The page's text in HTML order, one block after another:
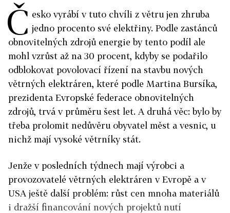
Č esko vyrábí v tuto chvíli z větru jen zhruba
jedno procento své elektřiny. Podle zastánců
obnovitelných zdrojů energie by tento podíl ale
mohl vzrůst až na 30 procent, kdyby se podařilo
odblokovat povolovací řízení na stavbu nových
větrných elektráren, které podle Martina Bursíka,
prezidenta Evropské federace obnovitelných
zdrojů, trvá v průměru šest let. A druhá věc: bylo by
třeba prolomit nedůvěru obyvatel měst a vesnic, u
nichž mají vysoké větrníky stát.
Jenže v posledních týdnech mají výrobci a
provozovatelé větrných elektráren v Evropě a v
USA ještě další problém: růst cen mnoha materiálů
i dražší financování nových projektů nutí